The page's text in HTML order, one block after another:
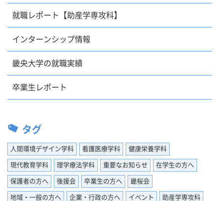
就職レポート【助産学専攻科】
インターンシップ情報
畿央大学の就職実績
卒業生レポート
タグ
人間環境デザイン学科 看護医療学科 健康栄養学科
現代教育学科 理学療法学科 重要なお知らせ 在学生の方へ
保護者の方へ 後援会 卒業生の方へ 畿桜会
地域・一般の方へ 企業・行政の方へ イベント 助産学専攻科